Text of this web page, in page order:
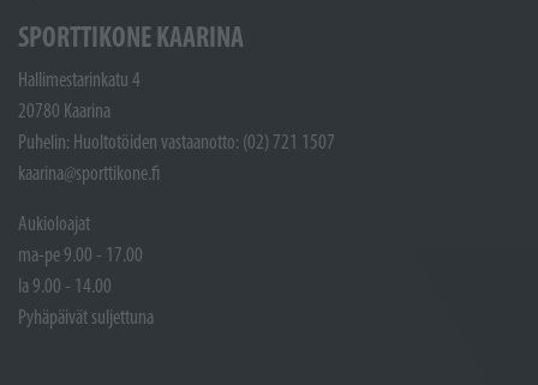
SPORTTIKONE KAARINA
Hallimestarinkatu 4
20780 Kaarina
Puhelin: Huoltotöiden vastaanotto: (02) 721 1507
kaarina@sporttikone.fi
Aukioloajat
ma-pe 9.00 - 17.00
la 9.00 - 14.00
Pyhäpäivät suljettuna